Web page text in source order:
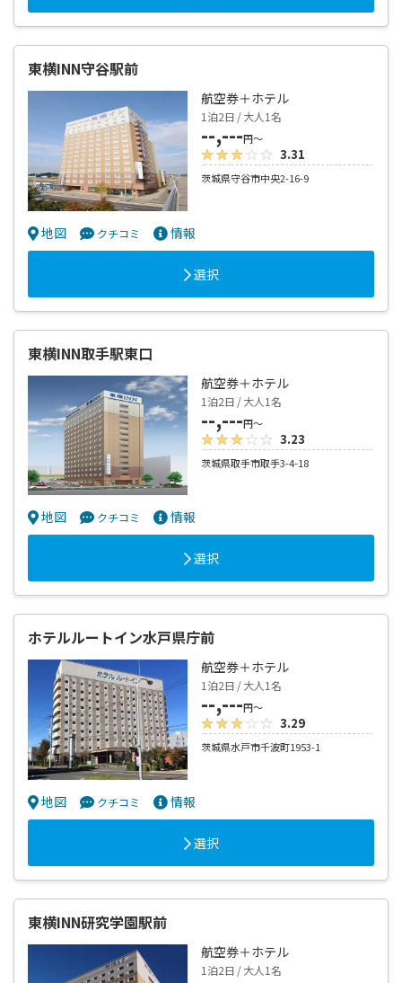
東横INN守谷駅前
航空券＋ホテル
1泊2日 / 大人1名
--,---円～
3.31
茨城県守谷市中央2-16-9
地図 クチコミ 情報
選択
東横INN取手駅東口
航空券＋ホテル
1泊2日 / 大人1名
--,---円～
3.23
茨城県取手市取手3-4-18
地図 クチコミ 情報
選択
ホテルルートイン水戸県庁前
航空券＋ホテル
1泊2日 / 大人1名
--,---円～
3.29
茨城県水戸市千波町1953-1
地図 クチコミ 情報
選択
東横INN研究学園駅前
航空券＋ホテル
1泊2日 / 大人1名